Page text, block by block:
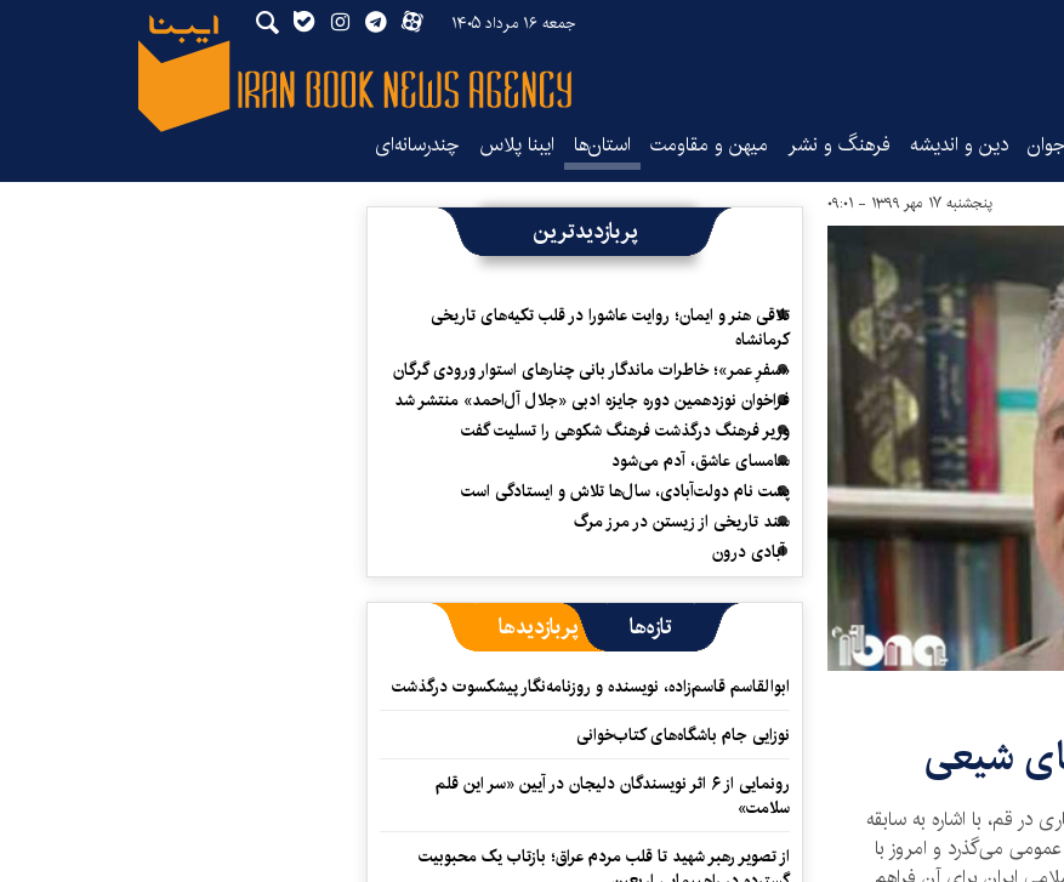
جمعه ۱۶ مرداد ۱۴۰۵
دین و اندیشه فرهنگ و نشر میهن و مقاومت استان‌ها ایبنا پلاس چندرسانه‌ای
پنجشنبه ۱۷ مهر ۱۳۹۹ - ۰۹:۰۱
شیعی
در قم، با اشاره به سابقه
از این حرکت عمومی می‌گذرد و امروز با
پربازدیدترین
تلاقی هنر و ایمان؛ روایت عاشورا در قلب تکیه‌های تاریخی
کرمانشاه
«سفرِ عمر»؛ خاطرات ماندگار بانی چنارهای استوار ورودی گرگان
فراخوان نوزدهمین دوره جایزه ادبی «جلال آل‌احمد» منتشر شد
وزیر فرهنگ درگذشت فرهنگ شکوهی را تسلیت گفت
سامسای عاشق، آدم می‌شود
پشت نام دولت‌آبادی، سال‌ها تلاش و ایستادگی است
سند تاریخی از زیستن در مرز مرگ
آبادی درون
تازه‌ها پربازدیدها
ابوالقاسم قاسم‌زاده، نویسنده و روزنامه‌نگار پیشکسوت درگذشت
نوزایی جام باشگاه‌های کتاب‌خوانی
رونمایی از ۶ اثر نویسندگان دلیجان در آیین «سر این قلم
سلامت»
از تصویر رهبر شهید تا قلب مردم عراق؛ بازتاب یک محبوبیت